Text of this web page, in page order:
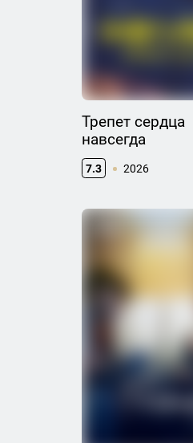
Трепет сердца
навсегда
7.3 2026